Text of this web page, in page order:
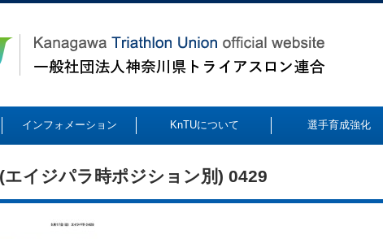
インフォメーション KnTUについて 選手育成強化
イジパラ時ポジション別) 0429